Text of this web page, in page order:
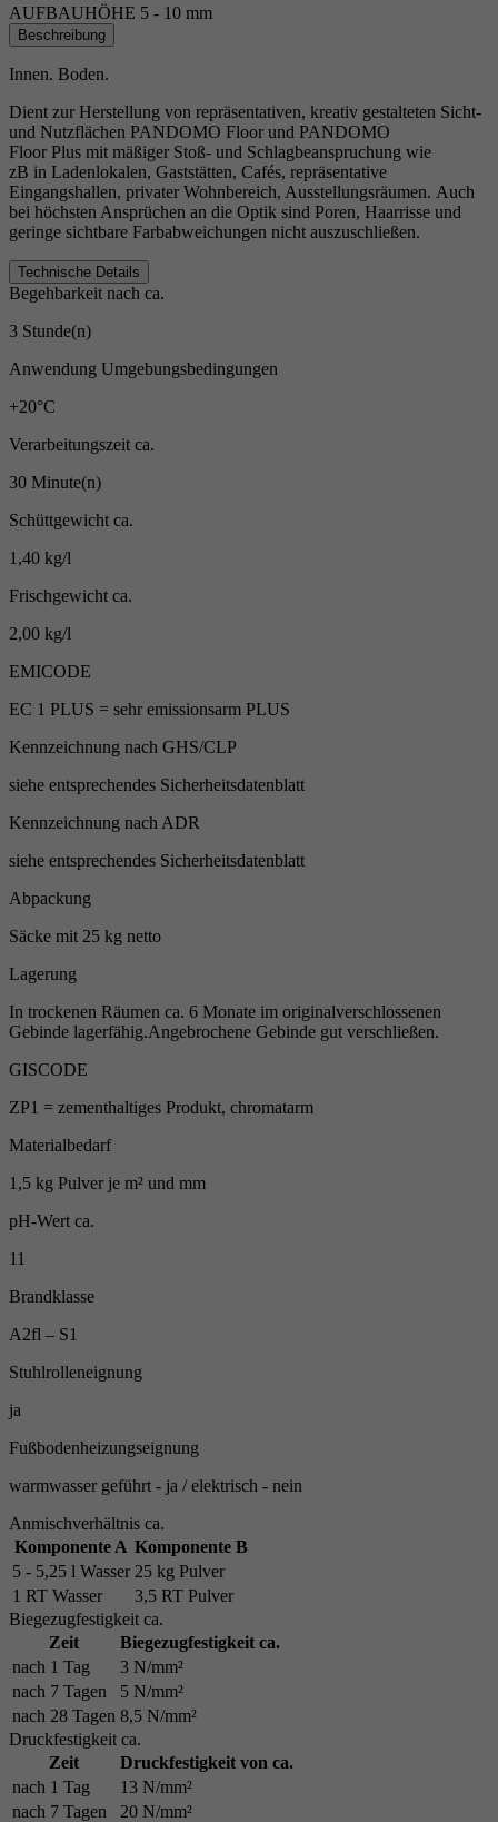
AUFBAUHÖHE 5 - 10 mm
Beschreibung
Innen. Boden.
Dient zur Herstellung von repräsentativen, kreativ gestalteten Sicht-
und Nutzflächen PANDOMO Floor und PANDOMO
Floor Plus mit mäßiger Stoß- und Schlagbeanspruchung wie
zB in Ladenlokalen, Gaststätten, Cafés, repräsentative
Eingangshallen, privater Wohnbereich, Ausstellungsräumen. Auch
bei höchsten Ansprüchen an die Optik sind Poren, Haarrisse und
geringe sichtbare Farbabweichungen nicht auszuschließen.
Technische Details
Begehbarkeit nach ca.
3 Stunde(n)
Anwendung Umgebungsbedingungen
+20°C
Verarbeitungszeit ca.
30 Minute(n)
Schüttgewicht ca.
1,40 kg/l
Frischgewicht ca.
2,00 kg/l
EMICODE
EC 1 PLUS = sehr emissionsarm PLUS
Kennzeichnung nach GHS/CLP
siehe entsprechendes Sicherheitsdatenblatt
Kennzeichnung nach ADR
siehe entsprechendes Sicherheitsdatenblatt
Abpackung
Säcke mit 25 kg netto
Lagerung
In trockenen Räumen ca. 6 Monate im originalverschlossenen
Gebinde lagerfähig.Angebrochene Gebinde gut verschließen.
GISCODE
ZP1 = zementhaltiges Produkt, chromatarm
Materialbedarf
1,5 kg Pulver je m² und mm
pH-Wert ca.
11
Brandklasse
A2fl – S1
Stuhlrolleneignung
ja
Fußbodenheizungseignung
warmwasser geführt - ja / elektrisch - nein
Anmischverhältnis ca.
Komponente A Komponente B
5 - 5,25 l Wasser 25 kg Pulver
1 RT Wasser
3,5 RT Pulver
Biegezugfestigkeit ca.
Zeit
Biegezugfestigkeit ca.
nach 1 Tag
3 N/mm²
nach 7 Tagen
5 N/mm²
nach 28 Tagen 8,5 N/mm²
Druckfestigkeit ca.
Zeit
Druckfestigkeit von ca.
nach 1 Tag
13 N/mm²
nach 7 Tagen
20 N/mm²